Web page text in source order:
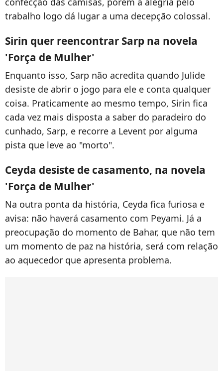
trabalho logo dá lugar a uma decepção colossal.
Sirin quer reencontrar Sarp na novela
'Força de Mulher'
Enquanto isso, Sarp não acredita quando Julide
desiste de abrir o jogo para ele e conta qualquer
coisa. Praticamente ao mesmo tempo, Sirin fica
cada vez mais disposta a saber do paradeiro do
cunhado, Sarp, e recorre a Levent por alguma
pista que leve ao "morto".
Ceyda desiste de casamento, na novela
'Força de Mulher'
Na outra ponta da história, Ceyda fica furiosa e
avisa: não haverá casamento com Peyami. Já a
preocupação do momento de Bahar, que não tem
um momento de paz na história, será com relação
ao aquecedor que apresenta problema.